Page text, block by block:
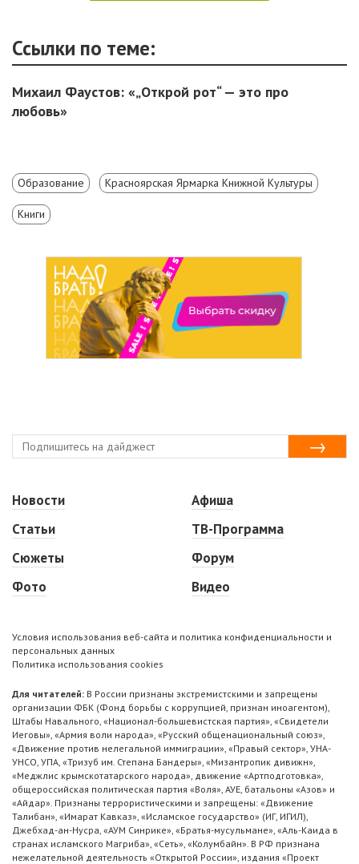
Ссылки по теме:
Михаил Фаустов: «„Открой рот“ — это про
любовь»
Образование Красноярская Ярмарка Книжной Культуры
Книги
Новости
Статьи
Сюжеты
Фото
Афиша
ТВ-Программа
Форум
Видео
Условия использования веб-сайта и политика конфиденциальности и
персональных данных
Политика использования cookies
Для читателей: В России признаны экстремистскими и запрещены
организации ФБК (Фонд борьбы с коррупцией, признан иноагентом),
Штабы Навального, «Национал-большевистская партия», «Свидетели
Иеговы», «Армия воли народа», «Русский общенациональный союз»,
«Движение против нелегальной иммиграции», «Правый сектор», УНА-
УНСО, УПА, «Тризуб им. Степана Бандеры», «Мизантропик дивижн»,
«Меджлис крымскотатарского народа», движение «Артподготовка»,
общероссийская политическая партия «Воля», АУЕ, батальоны «Азов» и
«Айдар». Признаны террористическими и запрещены: «Движение
Талибан», «Имарат Кавказ», «Исламское государство» (ИГ, ИГИЛ),
Джебхад-ан-Нусра, «АУМ Синрике», «Братья-мусульмане», «Аль-Каида в
странах исламского Магриба», «Сеть», «Колумбайн». В РФ признана
нежелательной деятельность «Открытой России», издания «Проект